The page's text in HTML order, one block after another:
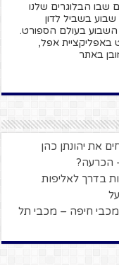
שבו הבלוגרים שלנו
שבוע בשביל לדון
בעולם הספורט.
באפליקציית אפל,
באתר
מכבי חיפה – מכבי תל